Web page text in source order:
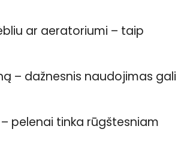
ar aeratoriumi – taip
– dažnesnis naudojimas gali
pelenai tinka rūgštesniam